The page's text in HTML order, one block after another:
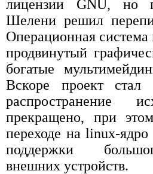
лицензии GNU, но
Шелени решил
Операционная система
продвинутый
богатые
Вскоре проект стал
распространение
прекращено, при
переходе на linux-
поддержки
внешних устройств.